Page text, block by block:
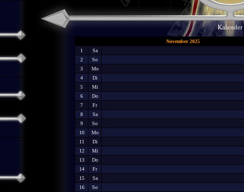
Kalender
November 2025
1
Sa
2
So
3
Mo
4
Di
5
Mi
6
Do
7
Fr
8
Sa
9
So
10
Mo
11
Di
12
Mi
13
Do
14
Fr
15
Sa
16
So